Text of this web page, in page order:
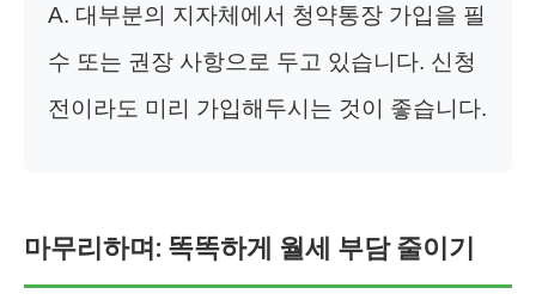
A. 대부분의 지자체에서 청약통장 가입을 필
수 또는 권장 사항으로 두고 있습니다. 신청
전이라도 미리 가입해두시는 것이 좋습니다.
마무리하며: 똑똑하게 월세 부담 줄이기